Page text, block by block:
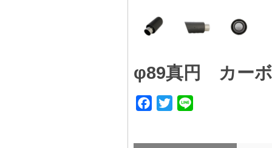
φ89真円 カー
Facebook
Twitter